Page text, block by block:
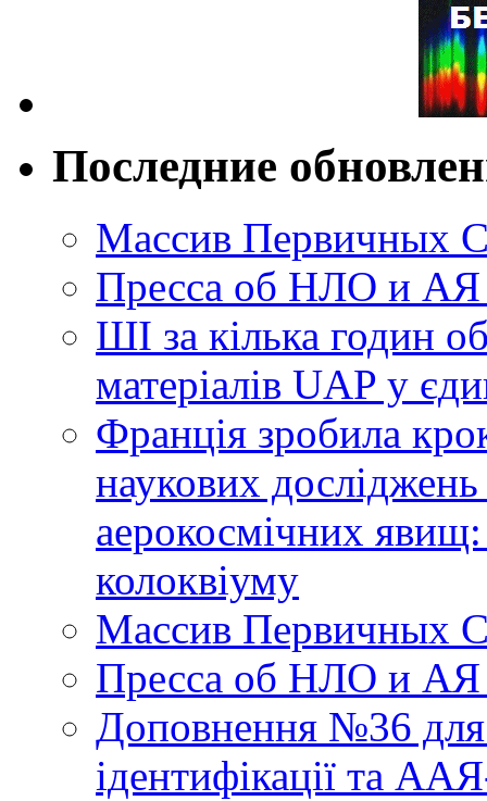
Последние
Массив Первичных
Пресса об НЛО и
ШІ за кілька годин
матеріалів UAP у
Франція зробила
наукових
аерокосмічних
колоквіуму
Массив Первичных
Пресса об НЛО и
Доповнення №36
ідентифікації та